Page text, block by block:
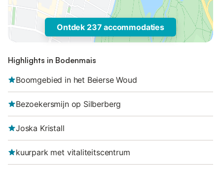
Ontdek 237 accommodaties
Highlights in Bodenmais
Boomgebied in het Beierse Woud
Bezoekersmijn op Silberberg
Joska Kristall
kuurpark met vitaliteitscentrum